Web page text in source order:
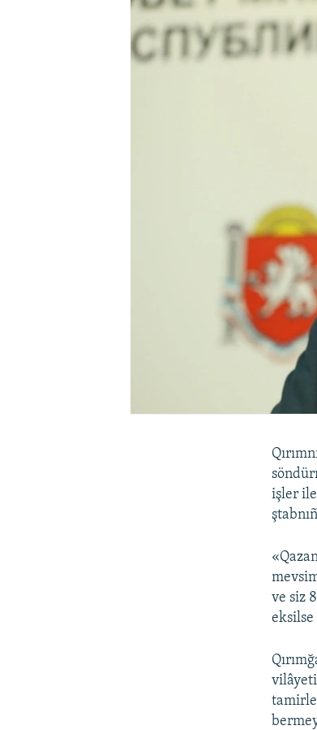
işler
ve siz
eksilse